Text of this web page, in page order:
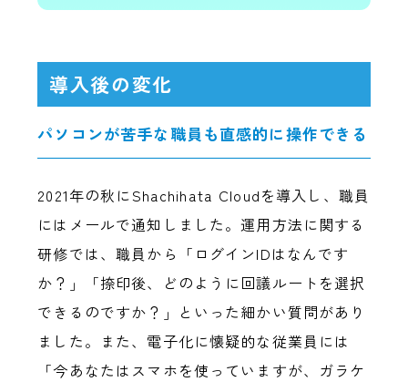
導入後の変化
パソコンが苦手な職員も直感的に操作できる
2021年の秋にShachihata Cloudを導入し、職員
にはメールで通知しました。運用方法に関する
研修では、職員から「ログインIDはなんです
か？」「捺印後、どのように回議ルートを選択
できるのですか？」といった細かい質問があり
ました。また、電子化に懐疑的な従業員には
「今あなたはスマホを使っていますが、ガラケ